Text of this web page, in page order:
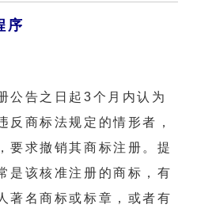
序
公告之日起3个月内认为
反商标法规定的情形者，
要求撤销其商标注册。提
是该核准注册的商标，有
著名商标或标章，或者有